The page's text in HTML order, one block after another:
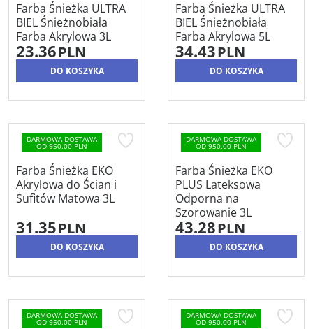
Farba Śnieżka ULTRA
BIEL Śnieżnobiała
Farba Akrylowa 3L
23.36PLN
DO KOSZYKA
Farba Śnieżka ULTRA
BIEL Śnieżnobiała
Farba Akrylowa 5L
34.43PLN
DO KOSZYKA
DARMOWA DOSTAWA
OD 950.00 PLN
Farba Śnieżka EKO
Akrylowa do Ścian i
Sufitów Matowa 3L
31.35PLN
DO KOSZYKA
DARMOWA DOSTAWA
OD 950.00 PLN
Farba Śnieżka EKO
PLUS Lateksowa
Odporna na
Szorowanie 3L
43.28PLN
DO KOSZYKA
DARMOWA DOSTAWA
OD 950.00 PLN
DARMOWA DOSTAWA
OD 950.00 PLN